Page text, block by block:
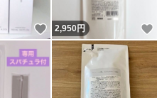
いいね！
2,950円